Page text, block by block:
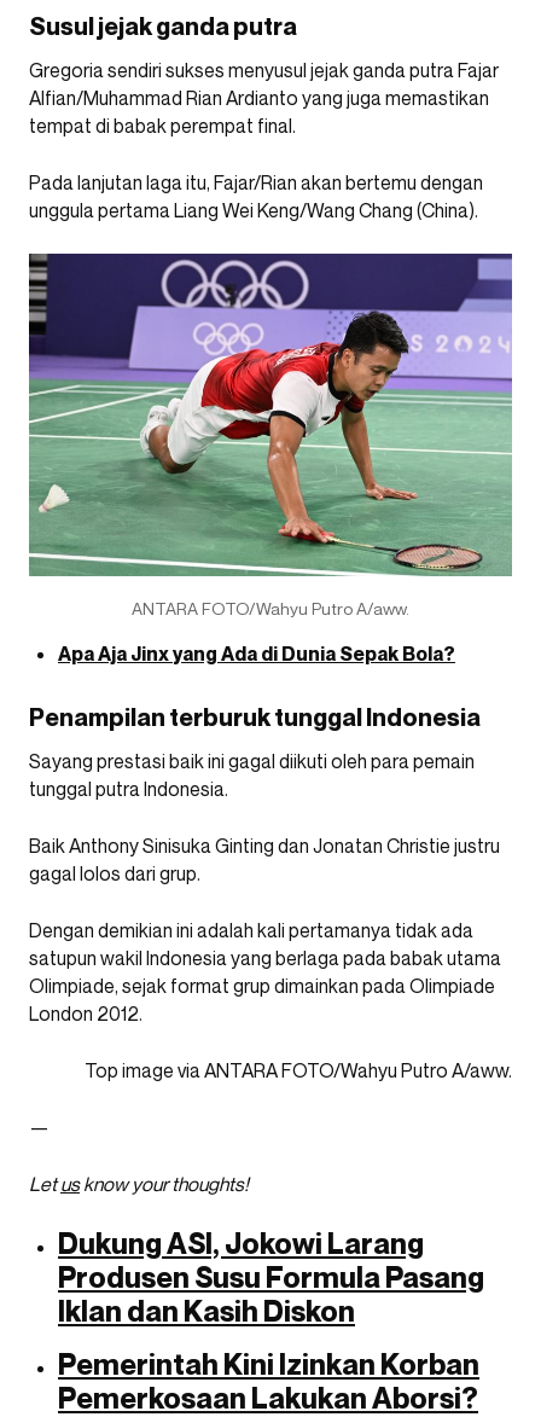
Susul jejak ganda putra
Gregoria sendiri sukses menyusul jejak ganda putra Fajar
Alfian/Muhammad Rian Ardianto yang juga memastikan
tempat di babak perempat final.
Pada lanjutan laga itu, Fajar/Rian akan bertemu dengan
unggula pertama Liang Wei Keng/Wang Chang (China).
ANTARA FOTO/Wahyu Putro A/aww.
Apa Aja Jinx yang Ada di Dunia Sepak Bola?
Penampilan terburuk tunggal Indonesia
Sayang prestasi baik ini gagal diikuti oleh para pemain
tunggal putra Indonesia.
Baik Anthony Sinisuka Ginting dan Jonatan Christie justru
gagal lolos dari grup.
Dengan demikian ini adalah kali pertamanya tidak ada
satupun wakil Indonesia yang berlaga pada babak utama
Olimpiade, sejak format grup dimainkan pada Olimpiade
London 2012.
Top image via ANTARA FOTO/Wahyu Putro A/aww.
—
Letusknow your thoughts!
Dukung ASI, Jokowi Larang
Produsen Susu Formula Pasang
Iklan dan Kasih Diskon
Pemerintah Kini Izinkan Korban
Pemerkosaan Lakukan Aborsi?